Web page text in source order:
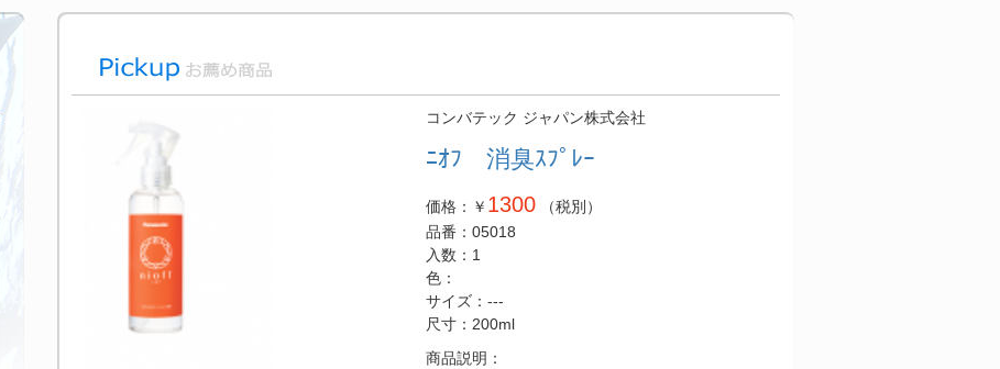
コンバテック ジャパン株式会社
ﾆｵﾌ 消臭ｽﾌﾟﾚｰ
価格：￥ 1300
（税別）
品番：05018
入数：1
色：
サイズ：---
尺寸：200ml
商品説明：